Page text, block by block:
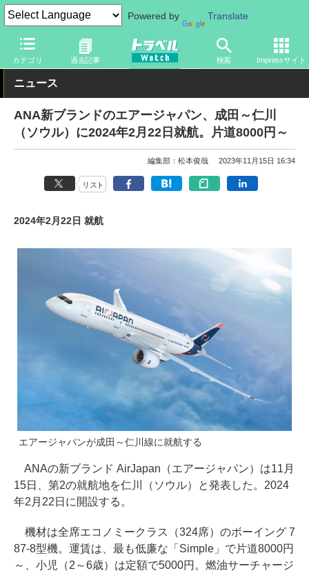
Powered by Translate
カテゴリ 過去記事 検索 Impressサイト
トラベル Watch 地域 海外旅行 韓国
ニュース
ANA新ブランドのエアージャパン、成田～仁川
（ソウル）に2024年2月22日就航。片道8000円～
編集部：松本俊哉 2023年11月15日 16:34
リスト
2024年2月22日 就航
エアージャパンが成田～仁川線に就航する
ANAの新ブランド AirJapan（エアージャパン）は11月
15日、第2の就航地を仁川（ソウル）と発表した。2024
年2月22日に開設する。
機材は全席エコノミークラス（324席）のボーイング 7
87-8型機。運賃は、最も低廉な「Simple」で片道8000円
～、小児（2～6歳）は定額で5000円。燃油サーチャージ